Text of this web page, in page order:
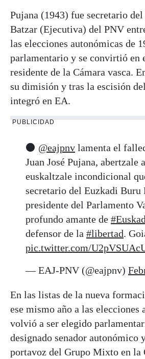
Pujana (1943) fue secretario
Batzar (Ejecutiva) del PNV
las elecciones autonómicas de
parlamentario y se convirtió en
residente de la Cámara vasca.
su dimisión y tras la escisión
integró en EA.
PUBLICIDAD
⚫ @eajpnv lamenta el
Juan José Pujana, abertzale
euskaltzale incondicional
secretario del Euzkadi Buru
presidente del Parlamento
profundo amante de
defensor de la #libertad.
pic.twitter.com/
— EAJ-PNV (@eajpnv)
En las listas de la nueva
ese mismo año a las elecciones
volvió a ser elegido
designado senador autonómico
portavoz del Grupo Mixto en la